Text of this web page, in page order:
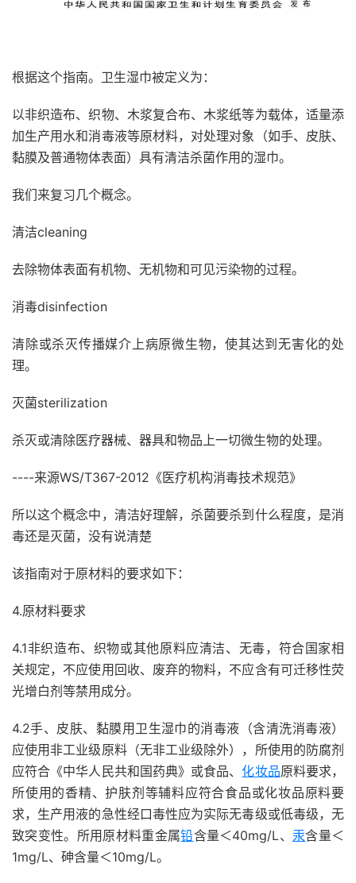
根据这个指南。卫生湿巾被定义为：
以非织造布、织物、木浆复合布、木浆纸等为载体，适量添
加生产用水和消毒液等原材料，对处理对象（如手、皮肤、
黏膜及普通物体表面）具有清洁杀菌作用的湿巾。
我们来复习几个概念。
清洁cleaning
去除物体表面有机物、无机物和可见污染物的过程。
消毒disinfection
清除或杀灭传播媒介上病原微生物，使其达到无害化的处
理。
灭菌sterilization
杀灭或清除医疗器械、器具和物品上一切微生物的处理。
----来源WS/T367-2012《医疗机构消毒技术规范》
所以这个概念中，清洁好理解，杀菌要杀到什么程度，是消
毒还是灭菌，没有说清楚
该指南对于原材料的要求如下：
4.原材料要求
4.1非织造布、织物或其他原料应清洁、无毒，符合国家相
关规定，不应使用回收、废弃的物料，不应含有可迁移性荧
光增白剂等禁用成分。
4.2手、皮肤、黏膜用卫生湿巾的消毒液（含清洗消毒液）
应使用非工业级原料（无非工业级除外），所使用的防腐剂
应符合《中华人民共和国药典》或食品、化妆品原料要求，
所使用的香精、护肤剂等辅料应符合食品或化妆品原料要
求，生产用液的急性经口毒性应为实际无毒级或低毒级，无
致突变性。所用原材料重金属铅含量＜40mg/L、 汞含量＜
1mg/L、砷含量＜10mg/L。